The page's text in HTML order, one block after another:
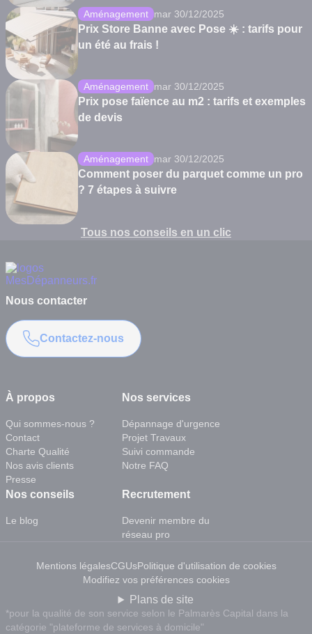
Aménagement mar 30/12/2025
Prix Store Banne avec Pose ☀️ : tarifs pour
un été au frais !
Aménagement mar 30/12/2025
Prix pose faïence au m2 : tarifs et exemples
de devis
Aménagement mar 30/12/2025
Comment poser du parquet comme un pro
? 7 étapes à suivre
Tous nos conseils en un clic
À propos
Qui sommes-nous ?
Contact
Charte Qualité
Nos avis clients
Presse
Nos services
Dépannage d'urgence
Projet Travaux
Suivi commande
Notre FAQ
Nos conseils
Le blog
Recrutement
Devenir membre du
réseau pro
Nous contacter
Contactez-nous
*pour la qualité de son service selon le Palmarès Capital dans la
catégorie "plateforme de services à domicile"
Mentions légalesCGUsPolitique d'utilisation de cookies
Modifiez vos préférences cookies
Plans de site